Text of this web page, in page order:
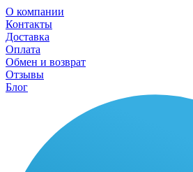
О компании
Контакты
Доставка
Оплата
Обмен и возврат
Отзывы
Блог